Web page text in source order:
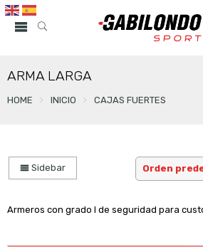
ARMA LARGA
HOME INICIO CAJAS FUERTES
Sidebar
Armeros con grado I de seguridad para